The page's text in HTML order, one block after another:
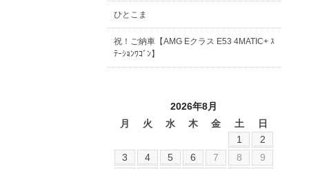
ひとこま
祝！ご納車【AMG Eクラス E53 4MATIC+ ｽ
ﾃｰｼｮﾝﾜｺﾞﾝ】
2026年8月
月
火 水 木 金 土
日
1
2
3
4 5 6 7 8
9